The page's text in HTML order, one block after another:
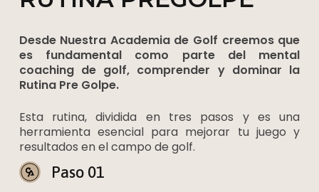
Desde Nuestra Academia de Golf creemos que
es fundamental como parte del mental
coaching de golf, comprender y dominar la
Rutina Pre Golpe.
Esta rutina, dividida en tres pasos y es una
herramienta esencial para mejorar tu juego y
resultados en el campo de golf.
Paso 01